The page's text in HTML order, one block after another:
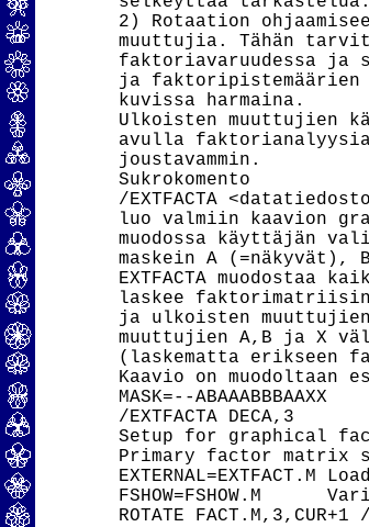
2) Rotaation
muuttujia. Tähän
faktoriavaruudessa ja
ja
kuvissa harmaina.
Ulkoisten muuttujien
avulla
joustavammin.
Sukrokomento
/EXTFACTA
luo valmiin kaavion
muodossa käyttäjän
maskein A (=näkyvät),
EXTFACTA
laskee faktorimatriisin
ja ulkoisten muuttujien
muuttujien A,B ja X
(laskematta erikseen
Kaavio on muodoltaan
MASK=--ABAAABBBAAXX
/EXTFACTA DECA,3
Setup for graphical
Primary factor matrix
EXTERNAL=EXTFACT.M
FSHOW=FSHOW.M
ROTATE FACT.M,3,CUR+1 /